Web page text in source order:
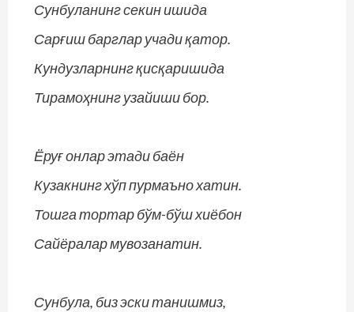
Сунбуланинг секин ишида
Сарғиш барглар учади қатор.
Кундузларнинг қисқаришида
Тирамоҳнинг узайиши бор.
Ёруғ онлар этади баён
Кузакнинг хўп пурмаъно хатин.
Тошга тортар бўм-бўш хиёбон
Сайёралар мувозанатин.
Сунбула, биз эски танишмиз,